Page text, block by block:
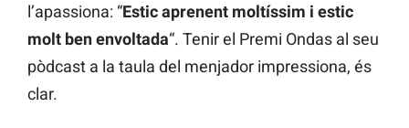
l’apassiona: “Estic aprenent moltíssim i estic
molt ben envoltada“. Tenir el Premi Ondas al seu
pòdcast a la taula del menjador impressiona, és
clar.